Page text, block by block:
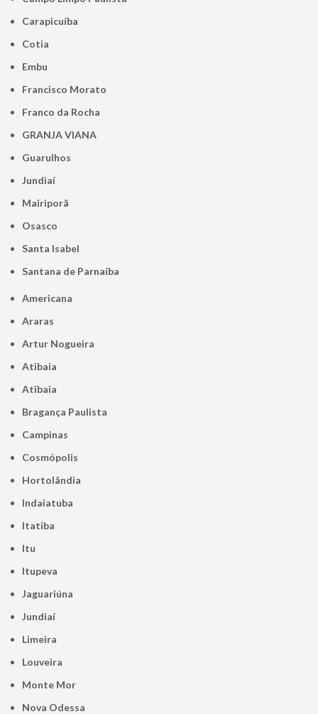
Carapicuíba
Cotia
Embu
Francisco Morato
Franco da Rocha
GRANJA VIANA
Guarulhos
Jundiaí
Mairiporã
Osasco
Santa Isabel
Santana de Parnaíba
Americana
Araras
Artur Nogueira
Atibaia
Atibaia
Bragança Paulista
Campinas
Cosmópolis
Hortolândia
Indaiatuba
Itatiba
Itu
Itupeva
Jaguariúna
Jundiaí
Limeira
Louveira
Monte Mor
Nova Odessa